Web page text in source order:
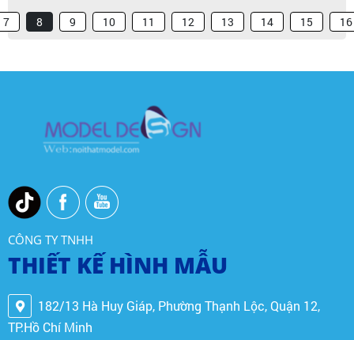
7 8 9 10 11 12 13 14 15 16
CÔNG TY TNHH
THIẾT KẾ HÌNH MẪU
182/13 Hà Huy Giáp, Phường Thạnh Lộc, Quận 12,
TP.Hồ Chí Minh